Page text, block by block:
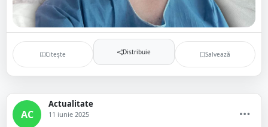
Citește Distribuie Salvează
AC
Actualitate
11 iunie 2025